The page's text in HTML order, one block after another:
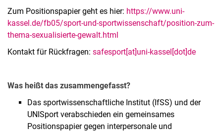
Zum Positionspapier geht es hier: https://www.uni-
kassel.de/fb05/sport-und-sportwissenschaft/position-zum-
thema-sexualisierte-gewalt.html
Kontakt für Rückfragen: safesport[at]uni-kassel[dot]de
Was heißt das zusammengefasst?
Das sportwissenschaftliche Institut (IfSS) und der
UNISport verabschieden ein gemeinsames
Positionspapier gegen interpersonale und